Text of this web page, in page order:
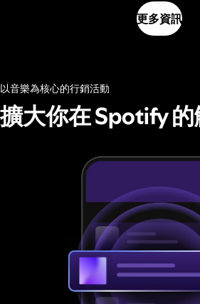
更多資訊
以音樂為核心的行銷活動
擴大你在 Spotify 的